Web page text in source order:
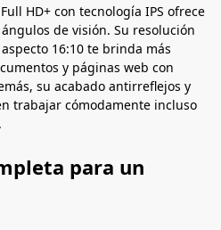
HD+ con tecnología IPS ofrece
de visión. Su resolución
16:10 te brinda más
y páginas web con
su acabado antirreflejos y
trabajar cómodamente incluso
para un